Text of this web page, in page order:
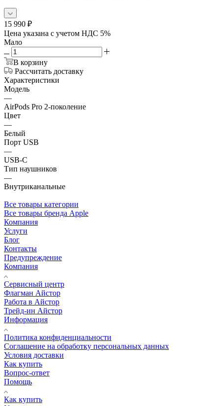
15 990 ₽
Цена указана с учетом НДС 5%
Мало
В корзину
Рассчитать доставку
Характеристики
Модель
—
AirPods Pro 2-поколение
Цвет
—
Белый
Порт USB
—
USB-C
Тип наушников
—
Внутриканальные
Все товары категории
Все товары бренда Apple
Компания
Услуги
Блог
Контакты
Предупреждение
Компания
Сервисный центр
Флагман Айстор
Работа в Айстор
Трейд-ин Айстор
Информация
Политика конфиденциальности
Соглашение на обработку персональных данных
Условия доставки
Как купить
Вопрос-ответ
Помощь
Как купить